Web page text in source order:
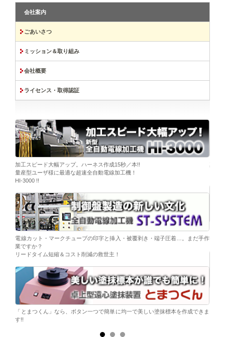
会社案内
ごあいさつ
ミッション＆取り組み
会社概要
ライセンス・取得認証
ブ挿
載。
加工スピード大幅アップ。ハーネス作成15秒／本!!
量産型ユーザ様に最適な超速全自動電線加工機！
HI-3000 !!
電線カット・マークチューブの印字と挿入・被覆剥き・端子圧着…。まだ手作
業ですか？
リードタイム短縮＆コスト削減の救世主！
「とまつくん」なら、ボタン一つで簡単に均一で美しい塗抹標本を作成できま
す!!
染色